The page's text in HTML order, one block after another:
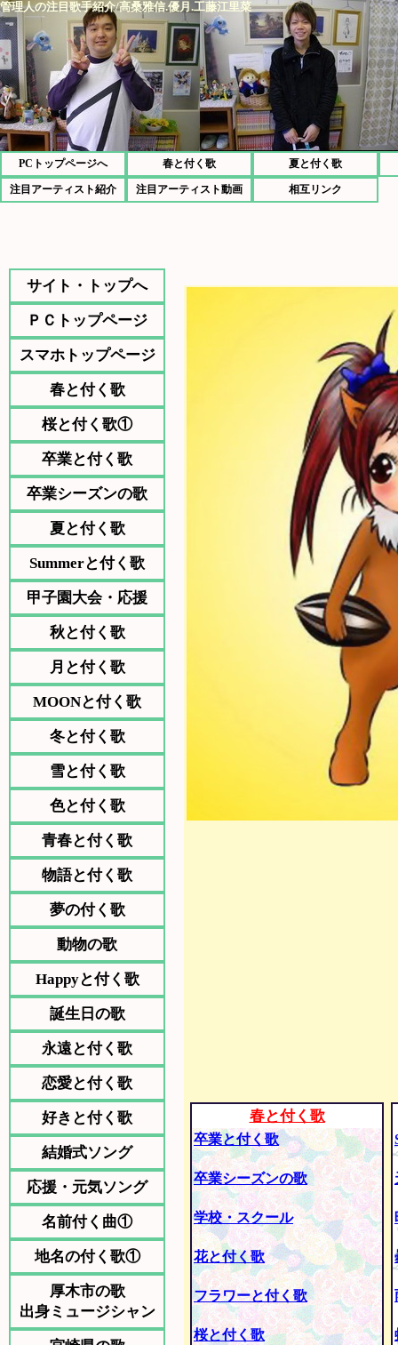
管理人の注目歌手紹介/高桑雅信.優月.工藤江里菜
PCトップページへ 春と付く歌 夏と付く歌
注目アーティスト紹介 注目アーティスト動画 相互リンク
サイト・トップへ
ＰＣトップページ
スマホトップページ
春と付く歌
桜と付く歌①
卒業と付く歌
卒業シーズンの歌
夏と付く歌
Summerと付く歌
甲子園大会・応援
秋と付く歌
月と付く歌
MOONと付く歌
冬と付く歌
雪と付く歌
色と付く歌
青春と付く歌
物語と付く歌
夢の付く歌
動物の歌
Happyと付く歌
誕生日の歌
永遠と付く歌
恋愛と付く歌
好きと付く歌
結婚式ソング
応援・元気ソング
名前付く曲①
地名の付く歌①
厚木市の歌
出身ミュージシャン
春と付く歌
卒業と付く歌
卒業シーズンの歌
学校・スクール
花と付く歌
フラワーと付く歌
桜と付く歌